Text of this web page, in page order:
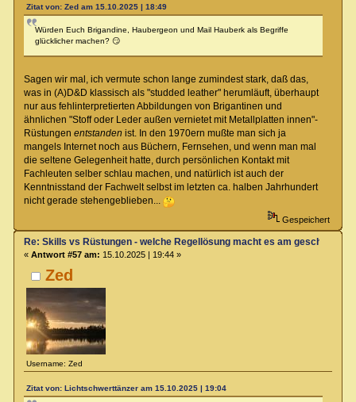
Zitat von: Zed am 15.10.2025 | 18:49
Würden Euch Brigandine, Haubergeon und Mail Hauberk als Begriffe
glücklicher machen? 😏
Sagen wir mal, ich vermute schon lange zumindest stark, daß das,
was in (A)D&D klassisch als "studded leather" herumläuft, überhaupt
nur aus fehlinterpretierten Abbildungen von Brigantinen und
ähnlichen "Stoff oder Leder außen vernietet mit Metallplatten innen"-
Rüstungen entstanden ist. In den 1970ern mußte man sich ja
mangels Internet noch aus Büchern, Fernsehen, und wenn man mal
die seltene Gelegenheit hatte, durch persönlichen Kontakt mit
Fachleuten selber schlau machen, und natürlich ist auch der
Kenntnisstand der Fachwelt selbst im letzten ca. halben Jahrhundert
nicht gerade stehengeblieben...
Gespeichert
Zed
Username: Zed
Re: Skills vs Rüstungen - welche Regellösung macht es am
« Antwort #57 am: 15.10.2025 | 19:44 »
Zitat von: Lichtschwerttänzer am 15.10.2025 | 19:04